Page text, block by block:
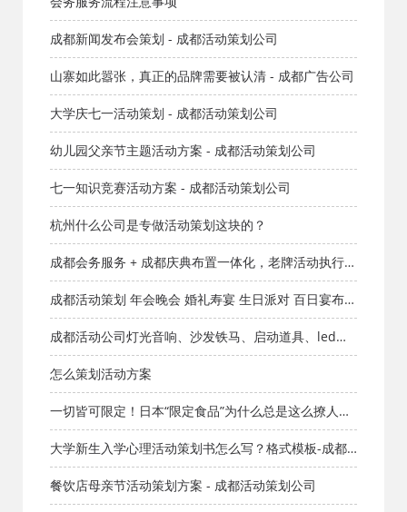
成都新闻发布会策划 - 成都活动策划公司
山寨如此嚣张，真正的品牌需要被认清 - 成都广告公司
大学庆七一活动策划 - 成都活动策划公司
幼儿园父亲节主题活动方案 - 成都活动策划公司
七一知识竞赛活动方案 - 成都活动策划公司
杭州什么公司是专做活动策划这块的？
成都会务服务 + 成都庆典布置一体化，老牌活动执行团
队解锁多元活动落地方案
成都活动策划 年会晚会 婚礼寿宴 生日派对 百日宴布置
开工舞狮 开门红
成都活动公司灯光音响、沙发铁马、启动道具、led屏
幕桌椅帐篷
怎么策划活动方案
一切皆可限定！日本“限定食品”为什么总是这么撩人？
- 成都广告公司
大学新生入学心理活动策划书怎么写？格式模板-成都
活动策划网
餐饮店母亲节活动策划方案 - 成都活动策划公司